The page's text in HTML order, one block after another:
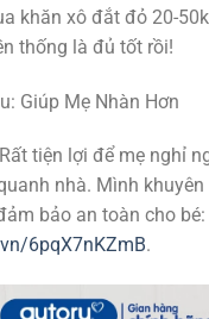
khăn xô đắt đỏ 20-
thống là đủ tốt rồi!
Giúp Mẹ Nhàn Hơn
tiện lợi để mẹ nghỉ
nhà. Mình
bảo an toàn cho bé:
6pqX7nKZmB.